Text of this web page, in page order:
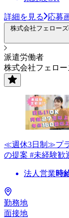
詳細を見る 応募
株式会社フェロー
派遣労働者
株式会社フェロー
≪週休3日制≫プラ
の提案 #未経験歓
法人営業時
勤務地
面接地